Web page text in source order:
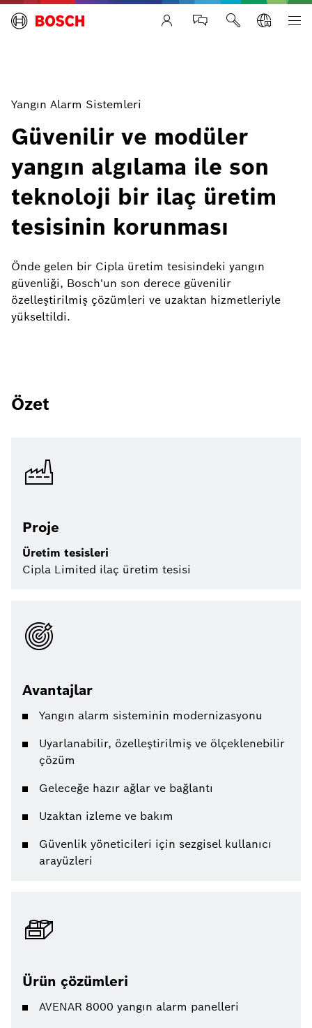
Life Safety Systems
Yangın Alarm Sistemleri
Güvenilir ve modüler
yangın algılama ile son
teknoloji bir ilaç üretim
tesisinin korunması
Önde gelen bir Cipla üretim tesisindeki yangın
güvenliği, Bosch'un son derece güvenilir
özelleştirilmiş çözümleri ve uzaktan hizmetleriyle
yükseltildi.
Özet
Proje
Üretim tesisleri
Cipla Limited ilaç üretim tesisi
Avantajlar
Yangın alarm sisteminin modernizasyonu
Uyarlanabilir, özelleştirilmiş ve ölçeklenebilir
çözüm
Geleceğe hazır ağlar ve bağlantı
Uzaktan izleme ve bakım
Güvenlik yöneticileri için sezgisel kullanıcı
arayüzleri
Ürün çözümleri
AVENAR 8000 yangın alarm panelleri